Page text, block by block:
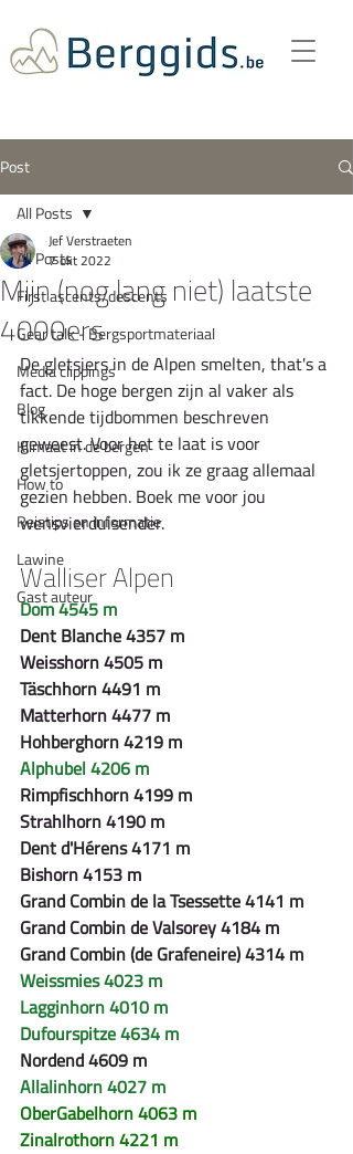
Post
All Posts
First ascents/descents
Gear talk - Bergsportmateriaal
Media clippings
Blog
Klimaat in de bergen
How to
Reistips en informatie
Lawine
Gast auteur
All Posts
Mijn (nog lang niet) laatste
4000ers
Jef Verstraeten
7 okt 2022
De gletsjers in de Alpen smelten, that's a
fact. De hoge bergen zijn al vaker als
tikkende tijdbommen beschreven
geweest. Voor het te laat is voor
gletsjertoppen, zou ik ze graag allemaal
gezien hebben. Boek me voor jou
wensvierduisender.
Walliser Alpen
Dom 4545 m
Dent Blanche 4357 m
Weisshorn 4505 m
Täschhorn 4491 m
Matterhorn 4477 m
Hohberghorn 4219 m
Alphubel 4206 m
Rimpfischhorn 4199 m
Strahlhorn 4190 m
Dent d'Hérens 4171 m
Bishorn 4153 m
Grand Combin de la Tsessette 4141 m
Grand Combin de Valsorey 4184 m
Grand Combin (de Grafeneire) 4314 m
Weissmies 4023 m
Lagginhorn 4010 m
Dufourspitze 4634 m
Nordend 4609 m
Allalinhorn 4027 m
OberGabelhorn 4063 m
Zinalrothorn 4221 m